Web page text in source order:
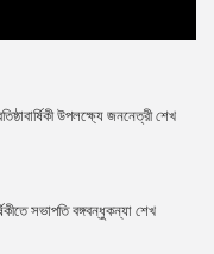
উপলক্ষ্যে জননেত্রী শেখ
সভাপতি বঙ্গবন্ধুকন্যা শেখ